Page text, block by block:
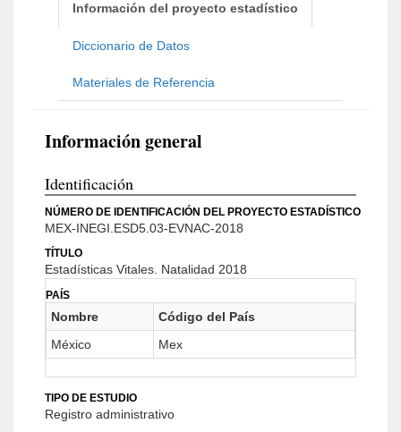
Información del proyecto estadístico
Diccionario de Datos
Materiales de Referencia
Información general
Identificación
NÚMERO DE IDENTIFICACIÓN DEL PROYECTO ESTADÍSTICO
MEX-INEGI.ESD5.03-EVNAC-2018
TÍTULO
Estadísticas Vitales. Natalidad 2018
PAÍS
Nombre
Código del País
México
Mex
TIPO DE ESTUDIO
Registro administrativo